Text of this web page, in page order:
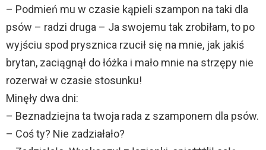
– Podmień mu w czasie kąpieli szampon na taki dla
psów – radzi druga – Ja swojemu tak zrobiłam, to po
wyjściu spod prysznica rzucił się na mnie, jak jakiś
brytan, zaciągnął do łóżka i mało mnie na strzępy nie
rozerwał w czasie stosunku!
Minęły dwa dni:
– Beznadziejna ta twoja rada z szamponem dla psów.
– Coś ty? Nie zadziałało?